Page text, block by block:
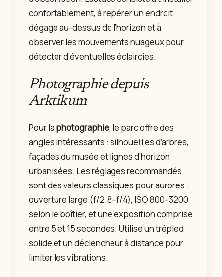
confortablement, à repérer un endroit
dégagé au-dessus de l’horizon et à
observer les mouvements nuageux pour
détecter d’éventuelles éclaircies.
Photographie depuis
Arktikum
Pour la photographie, le parc offre des
angles intéressants : silhouettes d’arbres,
façades du musée et lignes d’horizon
urbanisées. Les réglages recommandés
sont des valeurs classiques pour aurores :
ouverture large (f/2.8–f/4), ISO 800–3200
selon le boîtier, et une exposition comprise
entre 5 et 15 secondes. Utilise un trépied
solide et un déclencheur à distance pour
limiter les vibrations.